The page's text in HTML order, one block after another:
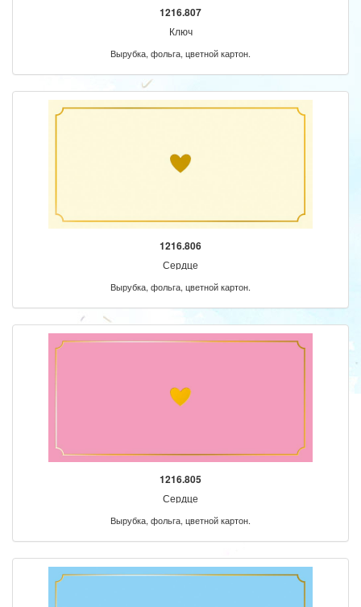
1216.807
Ключ
Вырубка, фольга, цветной картон.
1216.806
Сердце
Вырубка, фольга, цветной картон.
1216.805
Сердце
Вырубка, фольга, цветной картон.